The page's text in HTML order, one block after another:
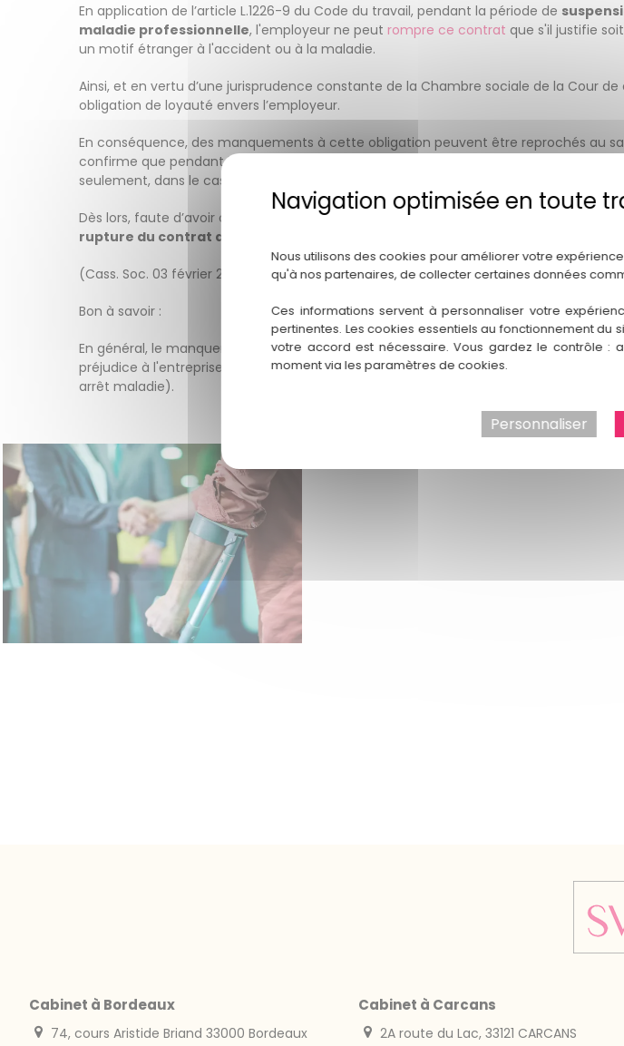
En application de l’article L.1226-9 du Code du travail, pendant la période de
maladie professionnelle, l'employeur ne peut rompre ce contrat que s'il justifie
un motif étranger à l'accident ou à la maladie.
Ainsi, et en vertu d’une jurisprudence constante de la Chambre sociale de la Cour
obligation de loyauté envers l’employeur.
En conséquence, des manquements à cette obligation peuvent être reprochés au
confirme que pendant la
seulement, dans le cas d’une
Dès lors, faute d’avoir constaté de tels manquements, la cour d’appel ne peut pas
rupture du contrat de travail
(Cass. Soc. 03 février 2021, n°18-25129 F-D)
Bon à savoir :
En général, le manquement à l'obligation de loyautéest caractérisé lorsque le
préjudice à l'entreprise (Cass. Soc. 05 juillet 2017 n° 16-15.623 FS-PB pour un salarié
arrêt maladie).
Cabinet à Bordeaux
74, cours Aristide Briand 33000 Bordeaux
Cabinet à Carcans
2A route du Lac, 33121 CARCANS
Nous utilisons des cookies pour améliorer votre
qu'à nos partenaires, de collecter certaines données
Ces informations servent à personnaliser votre
pertinentes. Les cookies essentiels au fonctionnement du
votre accord est nécessaire. Vous gardez le contrôle :
moment via les paramètres de cookies.
Personnaliser